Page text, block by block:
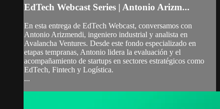
EdTech Webcast Series | Antonio Arizm...
En esta entrega de EdTech Webcast, conversamos con
Antonio Arizmendi, ingeniero industrial y analista en
Avalancha Ventures. Desde este fondo especializado en
etapas tempranas, Antonio lidera la evaluación y el
acompañamiento de startups en sectores estratégicos como
EdTech, Fintech y Logística.
...